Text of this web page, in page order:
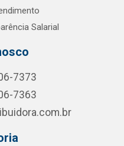
Salarial
7373
7363